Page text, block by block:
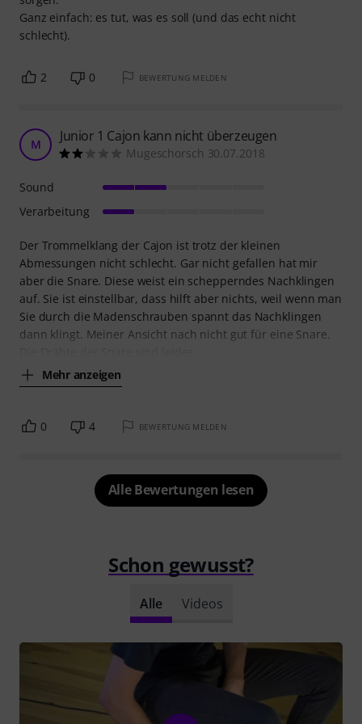
Ganz einfach: es tut, was es soll (und das echt nicht
schlecht).
2 0 BEWERTUNG MELDEN
M Junior 1 Cajon kann nicht überzeugen
Mugeschorsch 30.07.2018
Der Trommelklang der Cajon ist trotz der kleinen
Abmessungen nicht schlecht. Gar nicht gefallen hat mir
aber die Snare. Diese weist ein schepperndes Nachklingen
auf. Sie ist einstellbar, dass hilft aber nichts, weil wenn man
Sie durch die Madenschrauben spannt das Nachklingen
dann klingt. Meiner Ansicht nach nicht gut für eine Snare.
Mehr anzeigen
Sound
Verarbeitung
0 4 BEWERTUNG MELDEN
Alle Bewertungen lesen
Schon gewusst?
Alle Videos